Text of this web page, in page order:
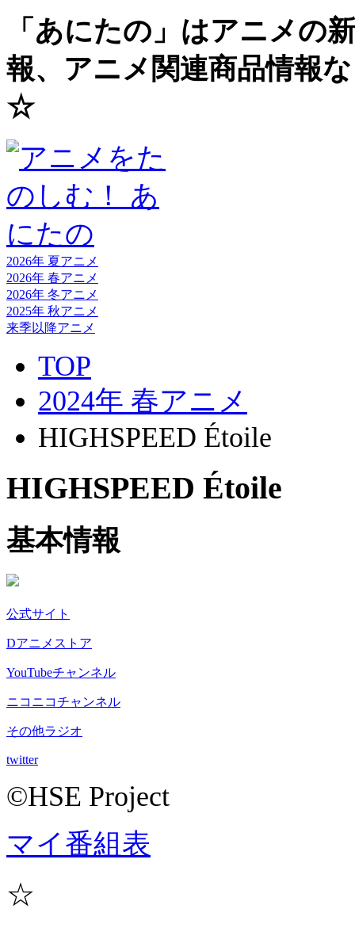
「あにたの」はアニメの
報、アニメ関連商品情報
☆
2026年 夏アニメ
2026年 春アニメ
2026年 冬アニメ
2025年 秋アニメ
来季以降アニメ
TOP
2024年 春アニメ
HIGHSPEED Étoile
HIGHSPEED Étoile
基本情報
公式サイト
Dアニメストア
YouTubeチャンネル
ニコニコチャンネル
その他ラジオ
twitter
©HSE Project
マイ番組表
☆